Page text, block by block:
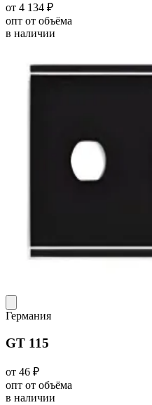
от 4 134 ₽
опт от объёма
в наличии
Германия
GT 115
от 46 ₽
опт от объёма
в наличии